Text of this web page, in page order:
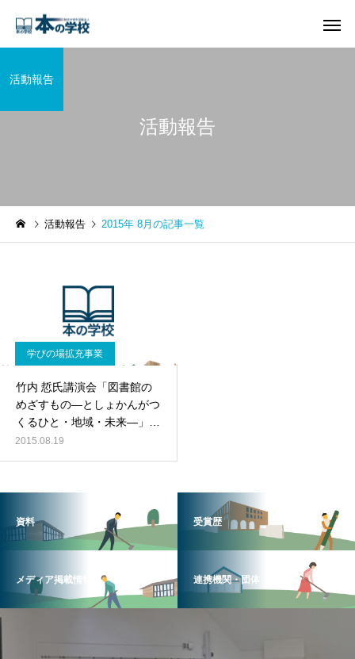
活動報告
活動報告
活動報告 2015年 8月の記事一覧
学びの場拡充事業
竹内 悊氏講演会「図書館の
めざすもの―としょかんがつ
くるひと・地域・未来―」開
催のお知らせ
2015.08.19
資料 受賞歴
メディア掲載情報 連携機関・団体